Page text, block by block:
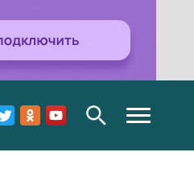
Toggle
navigation